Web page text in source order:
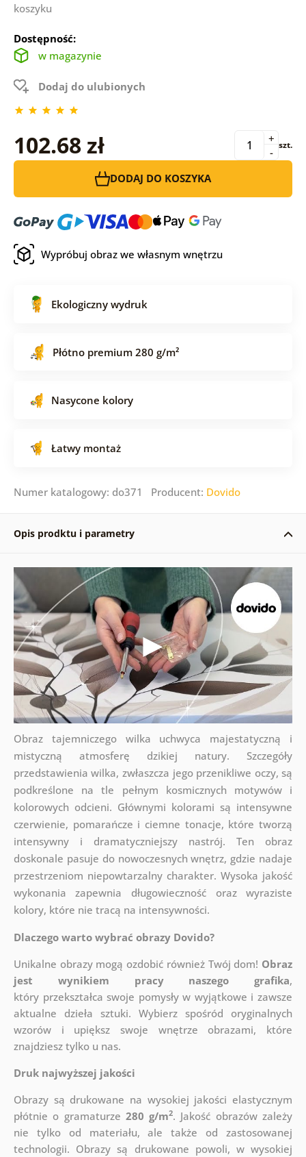
koszyku
Dostępność:
w magazynie
Dodaj do ulubionych
102.68 zł -
+ szt.
DODAJ DO KOSZYKA
Wypróbuj obraz we własnym wnętrzu
Ekologiczny wydruk
Płótno premium 280 g/m²
Nasycone kolory
Łatwy montaż
Numer katalogowy: do371 Producent: Dovido
Opis prodktu i parametry
Obraz tajemniczego wilka uchwyca majestatyczną i
mistyczną atmosferę dzikiej natury. Szczegóły
przedstawienia wilka, zwłaszcza jego przenikliwe oczy, są
podkreślone na tle pełnym kosmicznych motywów i
kolorowych odcieni. Głównymi kolorami są intensywne
czerwienie, pomarańcze i ciemne tonacje, które tworzą
intensywny i dramatyczniejszy nastrój. Ten obraz
doskonale pasuje do nowoczesnych wnętrz, gdzie nadaje
przestrzeniom niepowtarzalny charakter. Wysoka jakość
wykonania zapewnia długowieczność oraz wyraziste
kolory, które nie tracą na intensywności.
Dlaczego warto wybrać obrazy Dovido?
Unikalne obrazy mogą ozdobić również Twój dom! Obraz
jest wynikiem pracy naszego grafika,
który przekształca swoje pomysły w wyjątkowe i zawsze
aktualne dzieła sztuki. Wybierz spośród oryginalnych
wzorów i upiększ swoje wnętrze obrazami, które
znajdziesz tylko u nas.
Druk najwyższej jakości
Obrazy są drukowane na wysokiej jakości elastycznym
płótnie o gramaturze 280 g/m2. Jakość obrazów zależy
nie tylko od materiału, ale także od zastosowanej
technologii. Obrazy są drukowane powoli, w wysokiej